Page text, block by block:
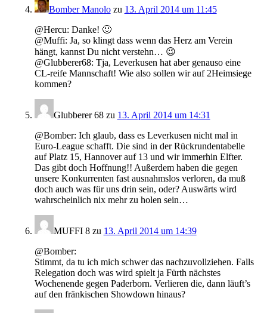
Bomber Manolozu 13. April 2014 um 11:45
@Hercu: Danke! 🙂
@Muffi: Ja, so klingt dass wenn das Herz am Verein
hängt, kannst Du nicht verstehn… 😉
@Glubberer68: Tja, Leverkusen hat aber genauso eine
CL-reife Mannschaft! Wie also sollen wir auf 2Heimsiege
kommen?
Glubberer 68zu 13. April 2014 um 14:31
@Bomber: Ich glaub, dass es Leverkusen nicht mal in
Euro-League schafft. Die sind in der Rückrundentabelle
auf Platz 15, Hannover auf 13 und wir immerhin Elfter.
Das gibt doch Hoffnung!! Außerdem haben die gegen
unsere Konkurrenten fast ausnahmslos verloren, da muß
doch auch was für uns drin sein, oder? Auswärts wird
wahrscheinlich nix mehr zu holen sein…
MUFFI 8zu 13. April 2014 um 14:39
@Bomber:
Stimmt, da tu ich mich schwer das nachzuvollziehen. Falls
Relegation doch was wird spielt ja Fürth nächstes
Wochenende gegen Paderborn. Verlieren die, dann läuft’s
auf den fränkischen Showdown hinaus?